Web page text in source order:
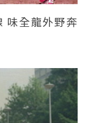
味全龍外野奔